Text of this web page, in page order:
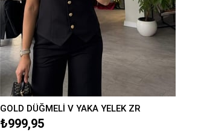
GOLD DÜĞMELİ V YAKA YELEK ZR
₺999,95